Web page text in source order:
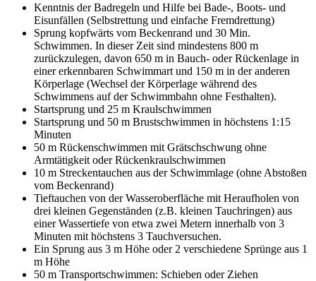
Kenntnis der Badregeln und Hilfe bei Bade-, Boots- und
Eisunfällen (Selbstrettung und einfache Fremdrettung)
Sprung kopfwärts vom Beckenrand und 30 Min.
Schwimmen. In dieser Zeit sind mindestens 800 m
zurückzulegen, davon 650 m in Bauch- oder Rückenlage in
einer erkennbaren Schwimmart und 150 m in der anderen
Körperlage (Wechsel der Körperlage während des
Schwimmens auf der Schwimmbahn ohne Festhalten).
Startsprung und 25 m Kraulschwimmen
Startsprung und 50 m Brustschwimmen in höchstens 1:15
Minuten
50 m Rückenschwimmen mit Grätschschwung ohne
Armtätigkeit oder Rückenkraulschwimmen
10 m Streckentauchen aus der Schwimmlage (ohne Abstoßen
vom Beckenrand)
Tieftauchen von der Wasseroberfläche mit Heraufholen von
drei kleinen Gegenständen (z.B. kleinen Tauchringen) aus
einer Wassertiefe von etwa zwei Metern innerhalb von 3
Minuten mit höchstens 3 Tauchversuchen.
Ein Sprung aus 3 m Höhe oder 2 verschiedene Sprünge aus 1
m Höhe
50 m Transportschwimmen: Schieben oder Ziehen